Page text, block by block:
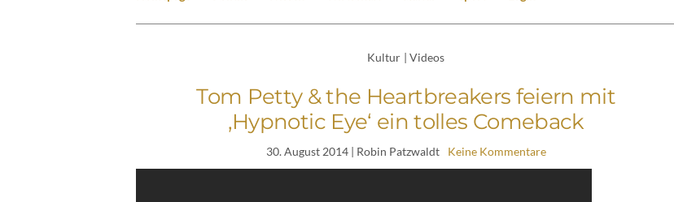
Kultur | Videos
Tom Petty & the Heartbreakers feiern mit
‚Hypnotic Eye‘ ein tolles Comeback
30. August 2014| Robin Patzwaldt Keine Kommentare